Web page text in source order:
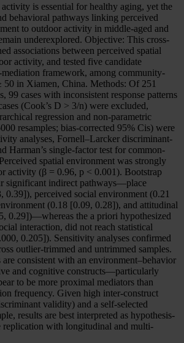
is essential for healthy aging, yet the
behavioral pathways linking perceived
to outdoor activity in middle-aged and
underexplored. Objective: This cross-
associations between perceived spatial
activity, and tested five candidate
mediation framework, among community-
50 in Xiamen, China. Methods: Of 251
99 cases with inconsistent response patterns
(Cook’s D > 3/n) were excluded,
regression and non-parametric
resamples; bias-corrected 95% Cis) were
analyses, Fornell–Larcker discriminant-
Harman’s single-factor test for common-
spatial environment was strongly
activity (β = 0.96, p < 0.001). Bootstrap
significant indirect pathways—place
0.39]), perceived social environment (0.21
(0.18 [0.09, 0.28]), and attitudinal
0.29])—whereas the a priori hypothesized
interaction, did not reach statistical
0.205]). Sensitivity analyses confirmed
outlier-trimmed and untrimmed samples.
consistent with an environment–behavior
and cognitive constructs—particularly
to be more proximal mediators than
frequency. Given high inter-construct
validity) and a self-selected
results are best interpreted as hypothesis-
replication with longitudinal and multi-